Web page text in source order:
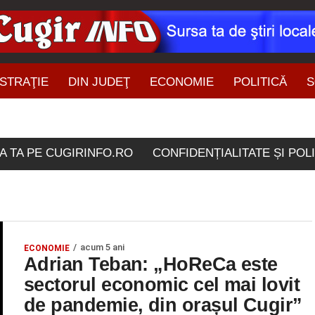
DIN JUDEŢ ECONOMIE POLITICĂ
TA PE CUGIRINFO.RO CONFIDENȚIALITATE ȘI
etichetate
ECONOMIE acum 5 ani
Adrian Teban: „HoReCa este
sectorul economic cel mai lovit
de pandemie, din orașul Cugir”